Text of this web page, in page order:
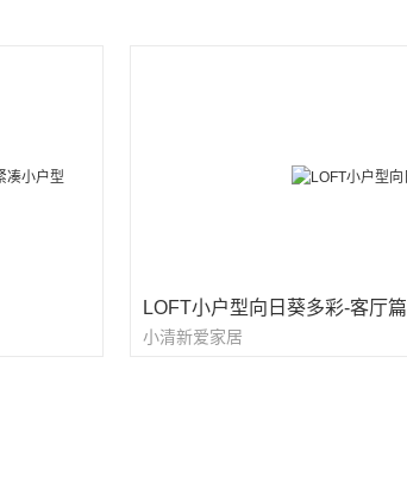
LOFT小户型向日葵多彩-客厅篇
小清新爱家居